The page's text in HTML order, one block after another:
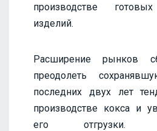
производстве
изделий.
Расширение рынков
преодолеть
последних двух лет
производстве кокса и
его отгрузки.